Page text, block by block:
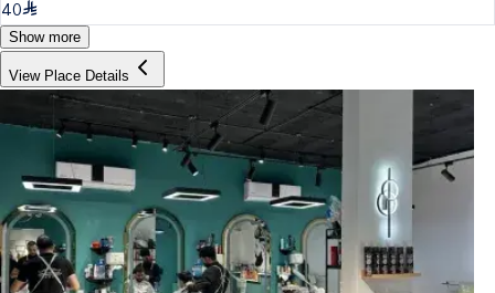
40
Show more
View Place Details